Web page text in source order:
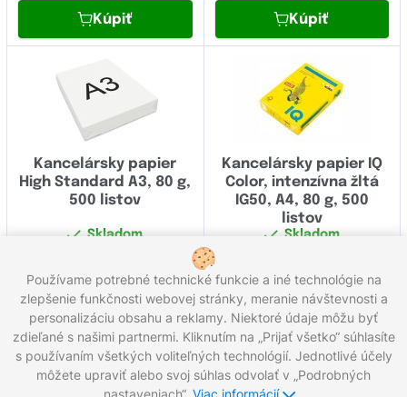
Kúpiť
Kúpiť
Kancelársky papier
High Standard A3, 80 g,
500 listov
Skladom
Kúpiť
Kancelársky papier IQ
Color, intenzívna žltá
IG50, A4, 80 g, 500
listov
Skladom
Kúpiť
Celkom 18 produktov
Zavolajte nám: 0221 000 012 Pracovné dni 8:00 - 16:30
Používame potrebné technické funkcie a iné technológie na
zlepšenie funkčnosti webovej stránky, meranie návštevnosti a
personalizáciu obsahu a reklamy. Niektoré údaje môžu byť
zdieľané s našimi partnermi. Kliknutím na „Prijať všetko“ súhlasíte
s používaním všetkých voliteľných technológií. Jednotlivé účely
môžete upraviť alebo svoj súhlas odvolať v „Podrobných